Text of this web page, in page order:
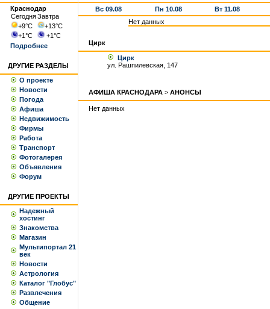
Краснодар
СегодняЗавтра
+9°С +13°С
+1°С +1°С
Подробнее
ДРУГИЕ РАЗДЕЛЫ
О проекте
Новости
Погода
Афиша
Недвижимость
Фирмы
Работа
Транспорт
Фотогалерея
Объявления
Форум
ДРУГИЕ ПРОЕКТЫ
Надежный
хостинг
Знакомства
Магазин
Мультипортал 21
век
Новости
Астрология
Каталог "Глобус"
Развлечения
Общение
Вс 09.08 Пн 10.08
Вт 11.08
Нет данных
Цирк
Цирк
ул. Рашпилевская, 147
АФИША КРАСНОДАРА > АНОНСЫ
Нет данных